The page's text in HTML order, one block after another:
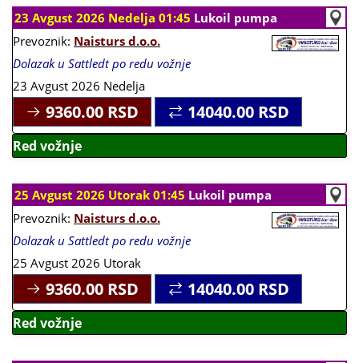
23 Avgust 2026 Nedelja 01:45 Lukoil pumpa
Prevoznik: Naisturs d.o.o.
Dolazak u Sattledt po redu vožnje
23 Avgust 2026 Nedelja
9360.00 RSD 14040.00 RSD
Red vožnje
25 Avgust 2026 Utorak 01:45 Lukoil pumpa
Prevoznik: Naisturs d.o.o.
Dolazak u Sattledt po redu vožnje
25 Avgust 2026 Utorak
9360.00 RSD 14040.00 RSD
Red vožnje